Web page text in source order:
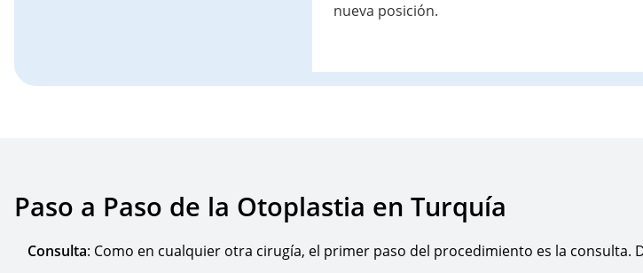
nueva posición.
Paso a Paso de la Otoplastia en Turquía
Consulta: Como en cualquier otra cirugía, el primer paso del procedimiento es la